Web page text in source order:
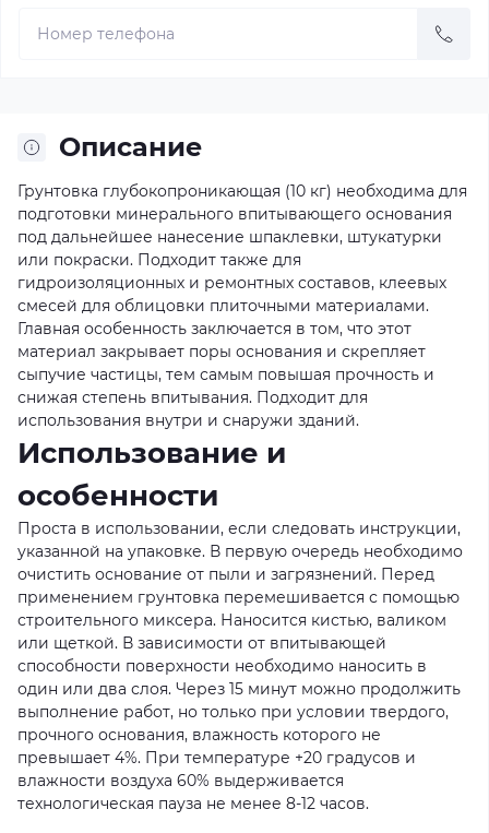
Описание
Грунтовка глубокопроникающая (10 кг) необходима для
подготовки минерального впитывающего основания
под дальнейшее нанесение шпаклевки, штукатурки
или покраски. Подходит также для
гидроизоляционных и ремонтных составов, клеевых
смесей для облицовки плиточными материалами.
Главная особенность заключается в том, что этот
материал закрывает поры основания и скрепляет
сыпучие частицы, тем самым повышая прочность и
снижая степень впитывания. Подходит для
использования внутри и снаружи зданий.
Использование и
особенности
Проста в использовании, если следовать инструкции,
указанной на упаковке. В первую очередь необходимо
очистить основание от пыли и загрязнений. Перед
применением грунтовка перемешивается с помощью
строительного миксера. Наносится кистью, валиком
или щеткой. В зависимости от впитывающей
способности поверхности необходимо наносить в
один или два слоя. Через 15 минут можно продолжить
выполнение работ, но только при условии твердого,
прочного основания, влажность которого не
превышает 4%. При температуре +20 градусов и
влажности воздуха 60% выдерживается
технологическая пауза не менее 8-12 часов.